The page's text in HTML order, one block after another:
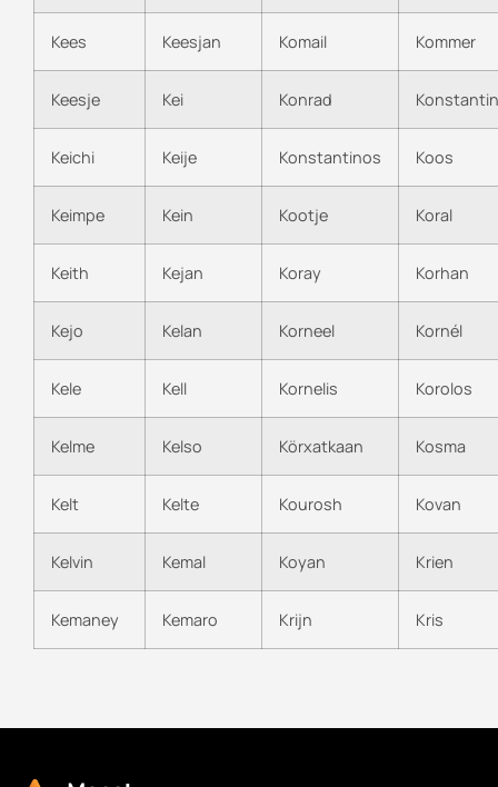
Kees Keesjan Komail Kommer
Keesje Kei Konrad Konstantin
Keichi Keije Konstantinos Koos
Keimpe Kein Kootje Koral
Keith Kejan Koray Korhan
Kejo Kelan Korneel Kornél
Kele Kell Kornelis Korolos
Kelme Kelso Körxatkaan Kosma
Kelt Kelte Kourosh Kovan
Kelvin Kemal Koyan Krien
Kemaney Kemaro Krijn Kris